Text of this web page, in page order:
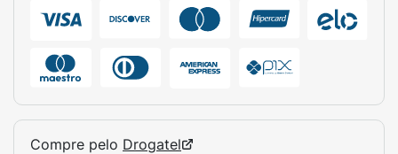
Compre pelo Drogatel